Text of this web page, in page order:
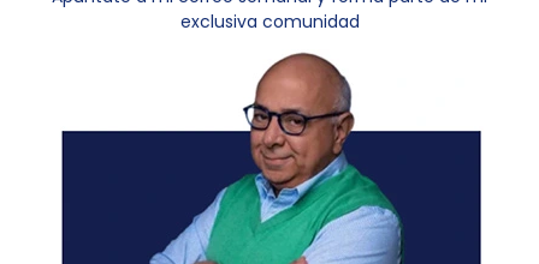
exclusiva comunidad